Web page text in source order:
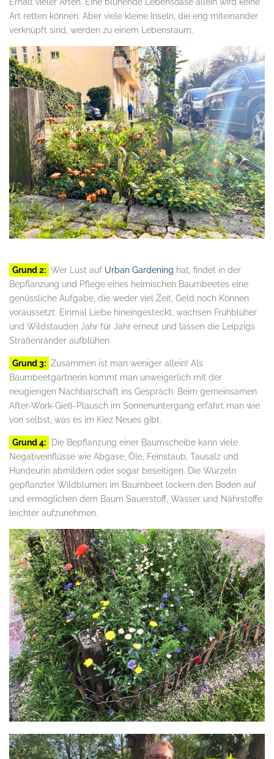
Erhalt vieler Arten. Eine blühende Lebensoase allein wird keine
Art retten können. Aber viele kleine Inseln, die eng miteinander
verknüpft sind, werden zu einem Lebensraum.
Grund 2: Wer Lust auf Urban Gardening hat, findet in der
Bepflanzung und Pflege eines heimischen Baumbeetes eine
genüssliche Aufgabe, die weder viel Zeit, Geld noch Können
voraussetzt. Einmal Liebe hineingesteckt, wachsen Frühblüher
und Wildstauden Jahr für Jahr erneut und lassen die Leipzigs
Straßenränder aufblühen.
Grund 3: Zusammen ist man weniger allein! Als
Baumbeetgärtnerin kommt man unweigerlich mit der
neugierigen Nachbarschaft ins Gespräch. Beim gemeinsamen
After-Work-Gieß-Plausch im Sonnenuntergang erfährt man wie
von selbst, was es im Kiez Neues gibt.
Grund 4:
Die Bepflanzung einer Baumscheibe kann viele
Negativeinflüsse wie Abgase, Öle, Feinstaub, Tausalz und
Hundeurin abmildern oder sogar beseitigen. Die Wurzeln
gepflanzter Wildblumen im Baumbeet lockern den Boden auf
und ermöglichen dem Baum Sauerstoff, Wasser und Nährstoffe
leichter aufzunehmen.